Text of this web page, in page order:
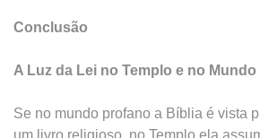
Conclusão
A Luz da Lei no Templo e no Mundo
Se no mundo profano a Bíblia é vista